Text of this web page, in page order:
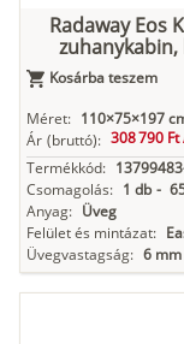
Radaway Eos
Kosárba teszem
Méret: 110×75×197
Ár (bruttó): 308 790 Ft
Termékkód:
Csomagolás: 1 db -
Anyag: Üveg
Felület és mintázat:
Üvegvastagság: 6 mm